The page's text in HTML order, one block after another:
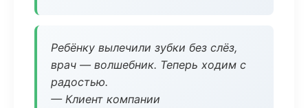
Ребёнку вылечили зубки без слёз,
врач — волшебник. Теперь ходим с
радостью.
— Клиент компании